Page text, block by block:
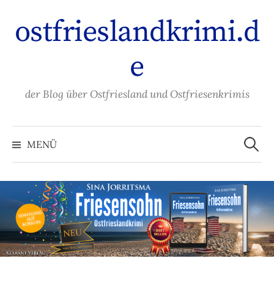
Inhalt
überspringen
ostfrieslandkrimi.d
e
der Blog über Ostfriesland und Ostfriesenkrimis
MENÜ
Suchen
nach: